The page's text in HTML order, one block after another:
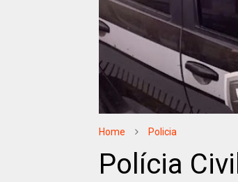
Home Policia
Polícia